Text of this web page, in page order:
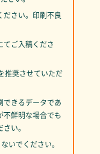
ださい。印刷不良
ご入稿くださ
推奨させていただ
できるデータであ
不鮮明な場合でも
い。
いでください。